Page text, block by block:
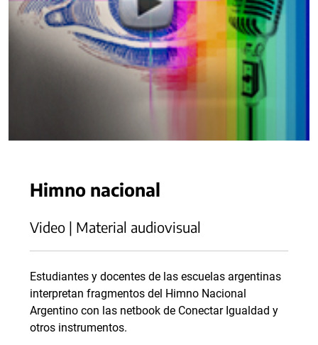
Himno nacional
Video | Material audiovisual
Estudiantes y docentes de las escuelas argentinas
interpretan fragmentos del Himno Nacional
Argentino con las netbook de Conectar Igualdad y
otros instrumentos.